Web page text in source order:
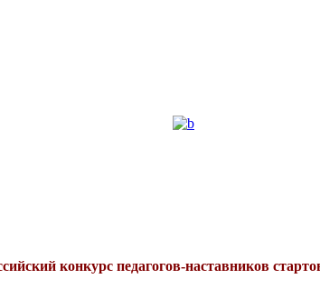
конкурс педагогов-наставников